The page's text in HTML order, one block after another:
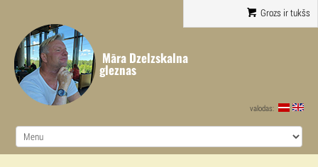
Grozs ir tukšs
Māra Dzelzskalna
gleznas
valodas: